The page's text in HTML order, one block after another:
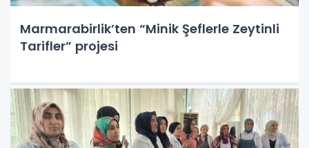
Marmarabirlik’ten “Minik Şeflerle Zeytinli
Tarifler” projesi